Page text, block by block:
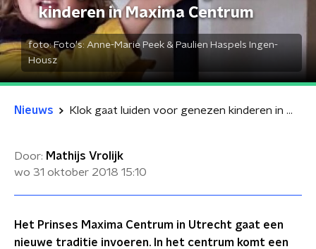
kinderen in Maxima Centrum
foto:Foto's: Anne-Marie Peek & Paulien Haspels Ingen-
Housz
Nieuws Klok gaat luiden voor genezen kinderen in Maxima Centrum
Door: Mathijs Vrolijk
wo 31 oktober 2018 15:10
Het Prinses Maxima Centrum in Utrecht gaat een
nieuwe traditie invoeren. In het centrum komt een